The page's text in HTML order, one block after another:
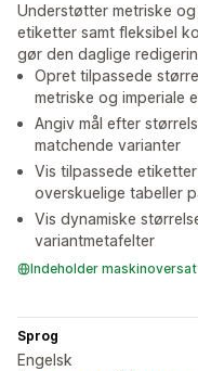
Understøtter metriske
etiketter samt fleksibel
gør den daglige
Opret tilpassede
metriske og imperiale
Angiv mål efter
matchende varianter
Vis tilpassede
overskuelige tabeller
Vis dynamiske
variantmetafelter
Indeholder
Sprog
Engelsk